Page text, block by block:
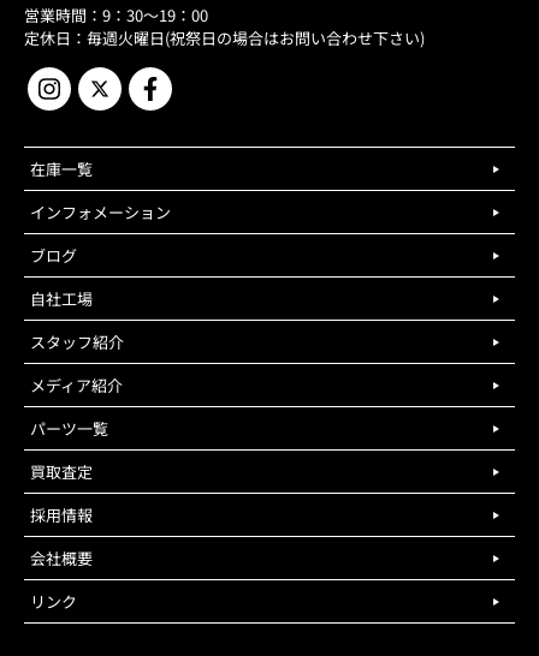
営業時間：9：30～19：00
定休日：毎週火曜日(祝祭日の場合はお問い合わせ下さい)
在庫一覧
インフォメーション
ブログ
自社工場
スタッフ紹介
メディア紹介
パーツ一覧
買取査定
採用情報
会社概要
リンク